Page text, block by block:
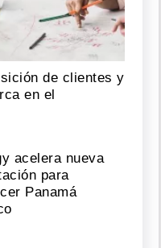
de clientes y
en el
acelera nueva
para
Panamá